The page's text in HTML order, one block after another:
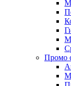
Промо